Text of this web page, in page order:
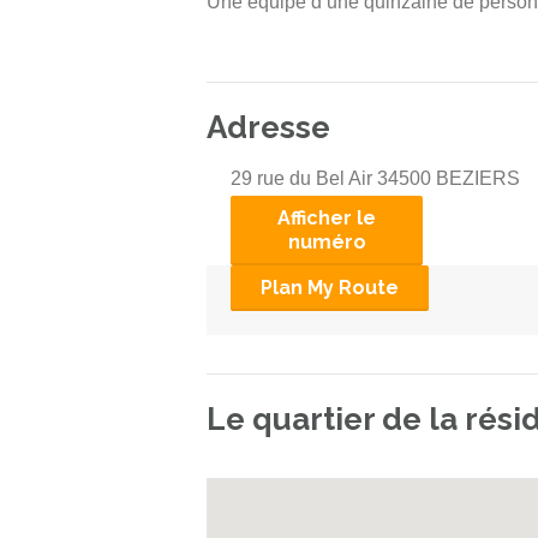
Adresse
29 rue du Bel Air 34500 BEZIERS
Afficher le
numéro
Plan My Route
Le quartier de la